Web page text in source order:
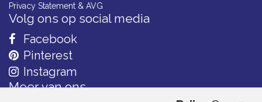
Privacy Statement & AVG
Volg ons op social media
Facebook
Pinterest
Instagram
Meer van ons